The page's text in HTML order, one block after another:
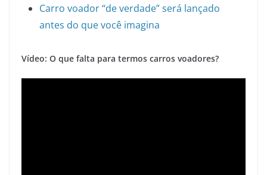
Carro voador “de verdade” será lançado
antes do que você imagina
Vídeo: O que falta para termos carros voadores?